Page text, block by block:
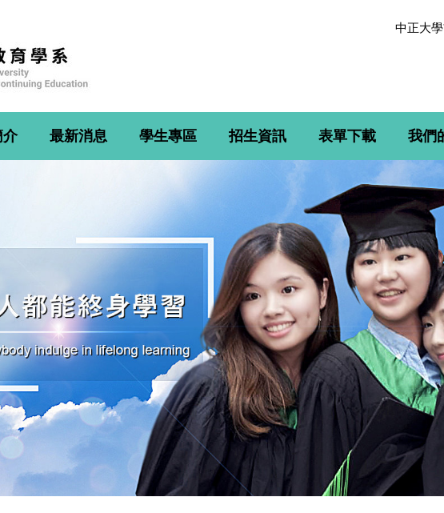
中正大
介 最新消息 學生專區 招生資訊 表單下載 我們